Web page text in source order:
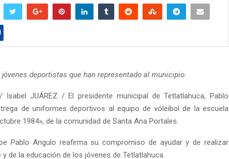
deportistas que han representado al municipio.
Isabel JUÁREZ / El presidente municipal de Tetlatlahuca, Pablo
de uniformes deportivos al equipo de vóleibol de la escuela
1984», de la comunidad de Santa Ana Portales.
Pablo Angulo reafirma su compromiso de ayudar y de realizar
de la educación de los jóvenes de Tetlatlahuca.